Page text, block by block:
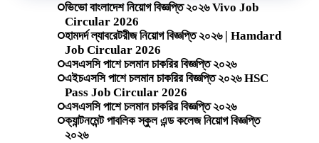
ভিভো বাংলাদেশ নিয়োগ বিজ্ঞপ্তি ২০২৬ Vivo Job
Circular 2026
হামদর্দ ল্যাবরেটরীজ নিয়োগ বিজ্ঞপ্তি ২০২৬ | Hamdard
Job Circular 2026
এসএসসি পাশে চলমান চাকরির বিজ্ঞপ্তি ২০২৬
এইচএসসি পাশে চলমান চাকরির বিজ্ঞপ্তি ২০২৬ HSC
Pass Job Circular 2026
এসএসসি পাশে চলমান চাকরির বিজ্ঞপ্তি ২০২৬
ক্যান্টনমেন্ট পাবলিক স্কুল এন্ড কলেজ নিয়োগ বিজ্ঞপ্তি
২০২৬